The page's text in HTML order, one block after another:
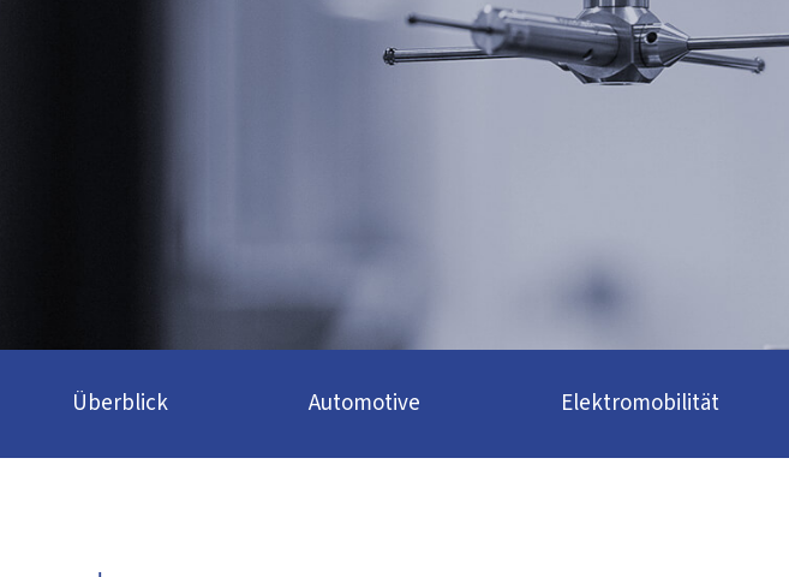
Überblick Automotive Elektromobilität